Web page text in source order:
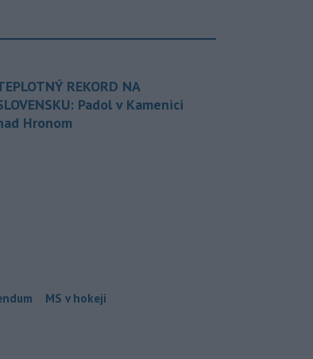
REKORD NA
Padol v Kamenici
Hronom
MS v hokeji